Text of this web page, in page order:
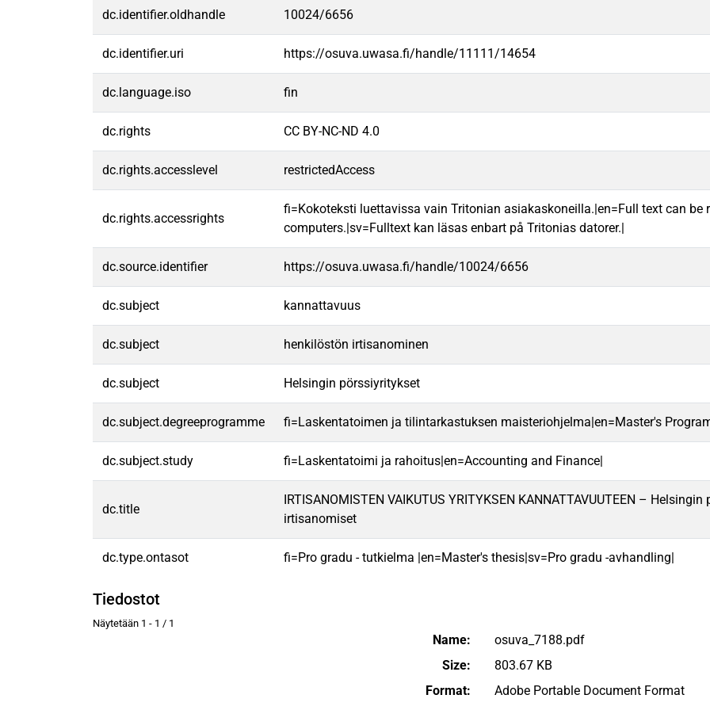
dc.identifier.oldhandle 10024/6656
dc.identifier.uri https://osuva.uwasa.fi/handle/11111/14654
dc.language.iso fin
dc.rights CC BY-NC-ND 4.0
dc.rights.accesslevel restrictedAccess
dc.rights.accessrights
fi=Kokoteksti luettavissa vain Tritonian asiakaskoneilla.|en=Full text can be
computers.|sv=Fulltext kan läsas enbart på Tritonias datorer.|
dc.source.identifier https://osuva.uwasa.fi/handle/10024/6656
dc.subject kannattavuus
dc.subject henkilöstön irtisanominen
dc.subject Helsingin pörssiyritykset
dc.subject.degreeprogramme fi=Laskentatoimen ja tilintarkastuksen maisteriohjelma|en=Master's
dc.subject.study fi=Laskentatoimi ja rahoitus|en=Accounting and Finance|
dc.title
IRTISANOMISTEN VAIKUTUS YRITYKSEN KANNATTAVUUTEEN –
irtisanomiset
dc.type.ontasot fi=Pro gradu - tutkielma |en=Master's thesis|sv=Pro gradu -avhandling|
Tiedostot
Näytetään 1 - 1 / 1
Name:
osuva_7188.pdf
Size:
803.67 KB
Format:
Adobe Portable Document Format